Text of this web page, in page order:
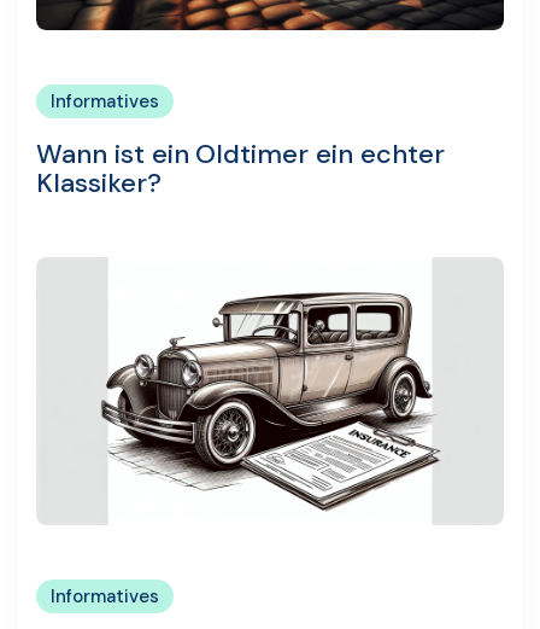
Informatives
Wann ist ein Oldtimer ein echter
Klassiker?
Informatives